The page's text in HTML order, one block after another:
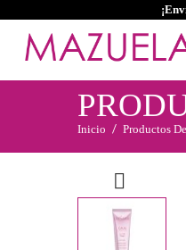
Inicio Productos
